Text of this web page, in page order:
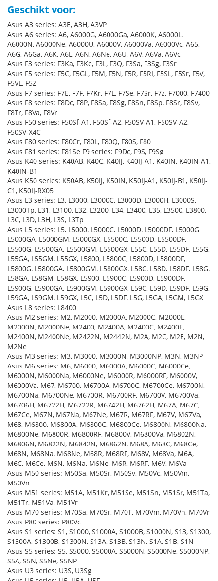
Geschikt voor:
Asus A3 series: A3E, A3H, A3VP
Asus A6 series: A6, A6000G, A6000Ga, A6000K, A6000L,
A6000N, A6000Ne, A6000U, A6000V, A6000Va, A6000Vc, A65,
A6G, A6Ga, A6K, A6L, A6N, A6Ne, A6U, A6V, A6Va, A6Vc
Asus F3 series: F3Ka, F3Ke, F3L, F3Q, F3Sa, F3Sg, F3Sr
Asus F5 series: F5C, F5GL, F5M, F5N, F5R, F5RI, F5SL, F5Sr, F5V,
F5VL, F5Z
Asus F7 series: F7E, F7F, F7Kr, F7L, F7Se, F7Sr, F7z, F7000, F7400
Asus F8 series: F8Dc, F8P, F8Sa, F8Sg, F8Sn, F8Sp, F8Sr, F8Sv,
F8Tr, F8Va, F8Vr
Asus F50 series: F50Sf-A1, F50Sf-A2, F50SV-A1, F50SV-A2,
F50SV-X4C
Asus F80 series: F80Cr, F80L, F80Q, F80S, F80
Asus F81 series: F81Se F9 series: F9Dc, F9S, F9Sg
Asus K40 series: K40AB, K40C, K40IJ, K40IJ-A1, K40IN, K40IN-A1,
K40IN-B1
Asus K50 series: K50AB, K50IJ, K50IN, K50IJ-A1, K50IJ-B1, K50IJ-
C1, K50IJ-RX05
Asus L3 series: L3, L3000, L3000C, L3000D, L3000H, L3000S,
L3000Tp, L31, L3100, L32, L3200, L34, L3400, L35, L3500, L3800,
L3C, L3D, L3H, L3S, L3Tp
Asus L5 series: L5, L5000, L5000C, L5000D, L5000DF, L5000G,
L5000GA, L5000GM, L5000GX, L5500C, L5500D, L5500DF,
L5500G, L5500GA, L5500GM, L5500GX, L55C, L55D, L55DF, L55G,
L55GA, L55GM, L55GX, L5800, L5800C, L5800D, L5800DF,
L5800G, L5800GA, L5800GM, L5800GX, L58C, L58D, L58DF, L58G,
L58GA, L58GM, L58GX, L5900, L5900C, L5900D, L5900DF,
L5900G, L5900GA, L5900GM, L5900GX, L59C, L59D, L59DF, L59G,
L59GA, L59GM, L59GX, L5C, L5D, L5DF, L5G, L5GA, L5GM, L5GX
Asus L8 series: L8400
Asus M2 series: M2, M2000, M2000A, M2000C, M2000E,
M2000N, M2000Ne, M2400, M2400A, M2400C, M2400E,
M2400N, M2400Ne, M2422N, M2442N, M2A, M2C, M2E, M2N,
M2Ne
Asus M3 series: M3, M3000, M3000N, M3000NP, M3N, M3NP
Asus M6 series: M6, M6000, M6000A, M6000C, M6000Ce,
M6000N, M6000Na, M6000Ne, M6000R, M6000RF, M6000V,
M6000Va, M67, M6700, M6700A, M6700C, M6700Ce, M6700N,
M6700Na, M6700Ne, M6700R, M6700RF, M6700V, M6700Va,
M6706H, M6722H, M6722R, M6742H, M6762H, M67A, M67C,
M67Ce, M67N, M67Na, M67Ne, M67R, M67RF, M67V, M67Va,
M68, M6800, M6800A, M6800C, M6800Ce, M6800N, M6800Na,
M6800Ne, M6800R, M6800RF, M6800V, M6800Va, M6802N,
M6806N, M6822N, M6842N, M6862N, M68A, M68C, M68Ce,
M68N, M68Na, M68Ne, M68R, M68RF, M68V, M68Va, M6A,
M6C, M6Ce, M6N, M6Na, M6Ne, M6R, M6RF, M6V, M6Va
Asus M50 series: M50Sa, M50Sr, M50Sv, M50Vc, M50Vm,
M50Vn
Asus M51 series: M51A, M51Kr, M51Se, M51Sn, M51Sr, M51Ta,
M51Tr, M51Va, M51Vr
Asus M70 series: M70Sa, M70Sr, M70T, M70Vm, M70Vn, M70Vr
Asus P80 series: P80Vc
Asus S1 series: S1, S1000, S1000A, S1000B, S1000N, S13, S1300,
S1300A, S1300B, S1300N, S13A, S13B, S13N, S1A, S1B, S1N
Asus S5 series: S5, S5000, S5000A, S5000N, S5000Ne, S5000NP,
S5A, S5N, S5Ne, S5NP
Asus U3 series: U3S, U3Sg